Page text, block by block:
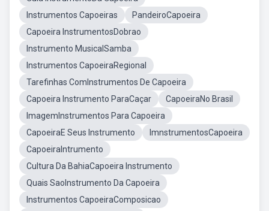
Instrumentos Capoeiras
PandeiroCapoeira
Capoeira InstrumentosDobrao
Instrumento MusicalSamba
Instrumentos CapoeiraRegional
Tarefinhas ComInstrumentos De Capoeira
Capoeira Instrumento ParaCaçar
CapoeiraNo Brasil
ImagemInstrumentos Para Capoeira
CapoeiraE Seus Instrumento
ImnstrumentosCapoeira
CapoeiraIntrumento
Cultura Da BahiaCapoeira Instrumento
Quais SaoInstrumento Da Capoeira
Instrumentos CapoeiraComposicao